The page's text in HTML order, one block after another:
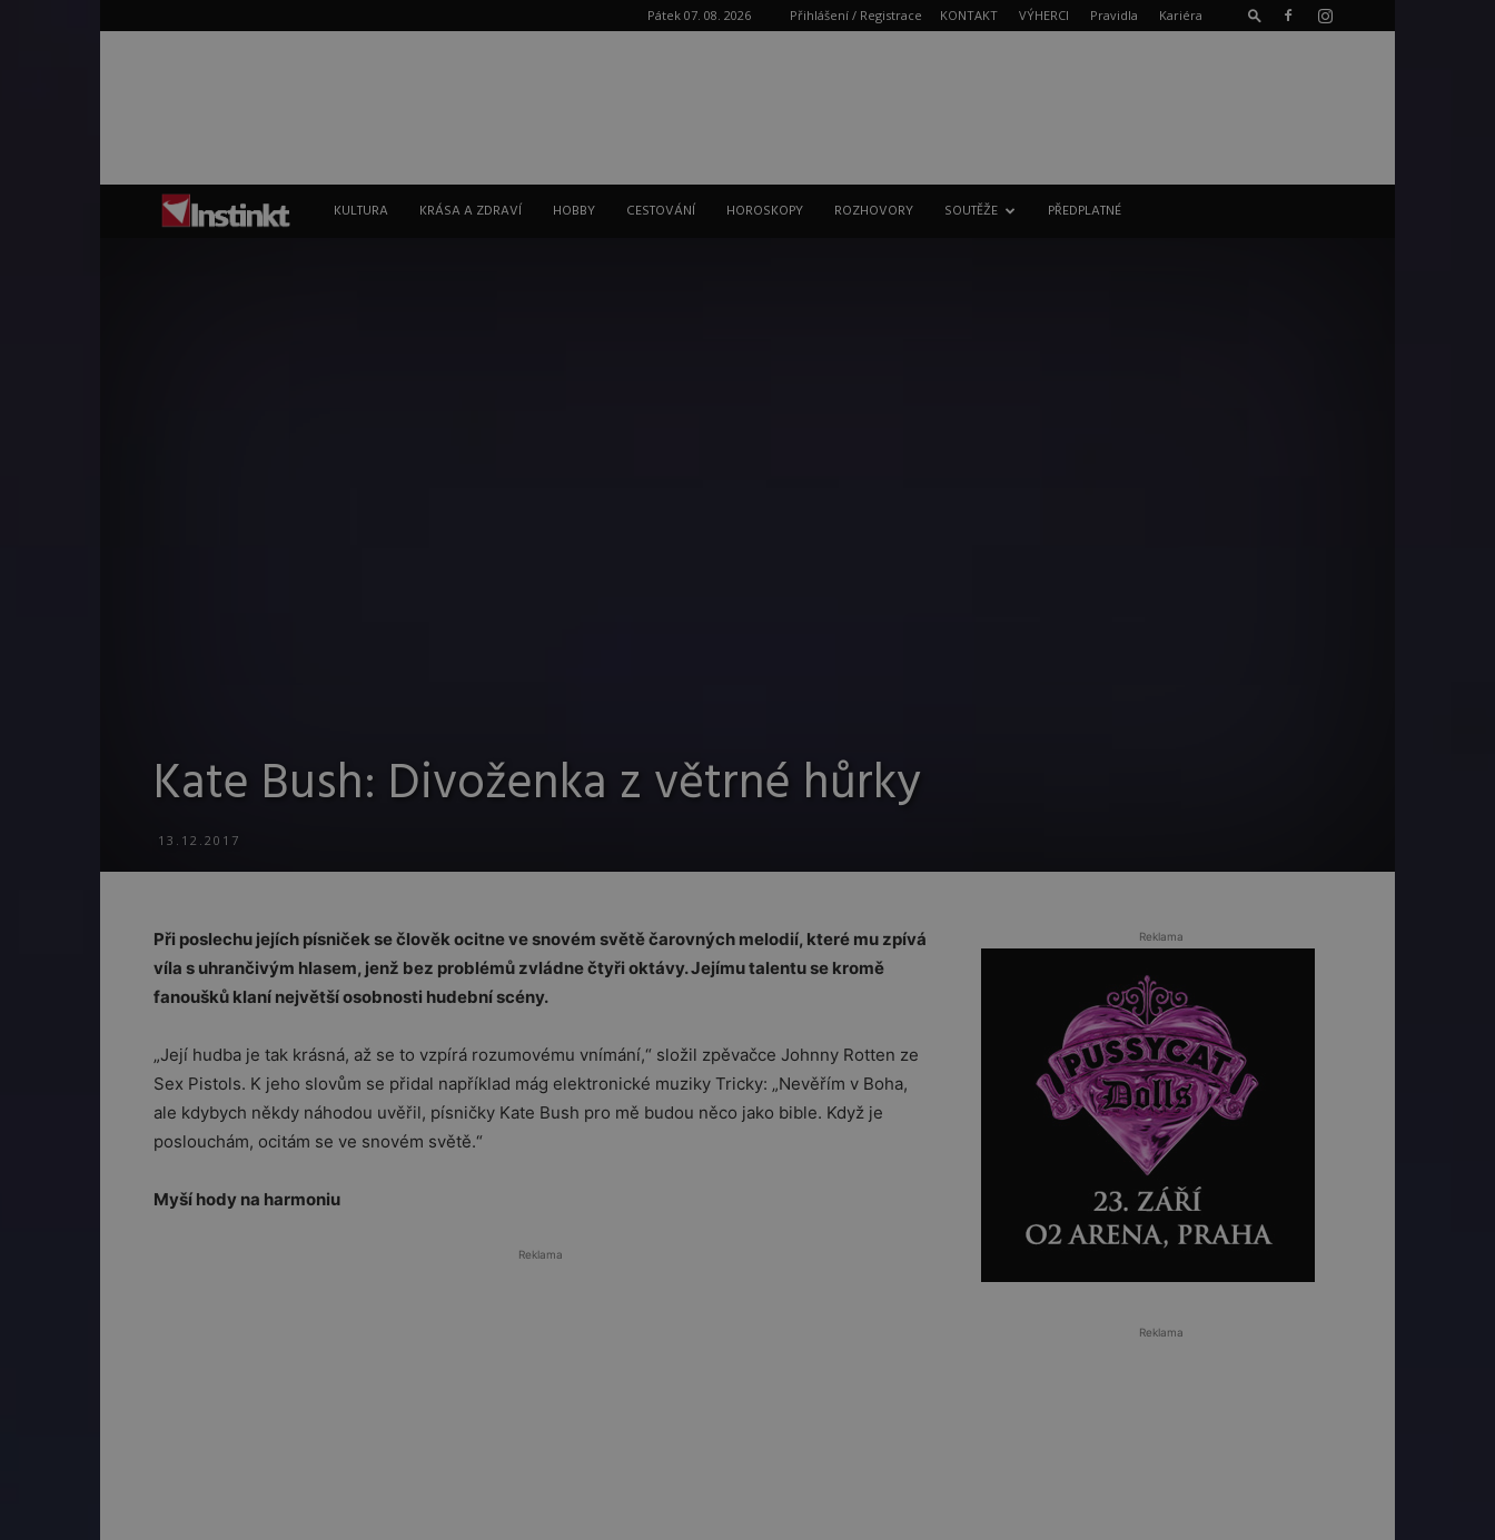
Pátek 07. 08. 2026 Přihlášení / Registrace KONTAKT VÝHERCI Pravidla Kariéra
Instinkt
KULTURA KRÁSA A ZDRAVÍ HOBBY CESTOVÁNÍ HOROSKOPY ROZHOVORY SOUTĚŽE PŘEDPLATNÉ
Kate Bush: Divoženka z větrné hůrky
13.12.2017
Při poslechu jejích písniček se člověk ocitne ve snovém světě čarovných melodií, které mu zpívá
víla s uhrančivým hlasem, jenž bez problémů zvládne čtyři oktávy. Jejímu talentu se kromě
fanoušků klaní největší osobnosti hudební scény.
„Její hudba je tak krásná, až se to vzpírá rozumovému vnímání,“ složil zpěvačce Johnny Rotten ze
Sex Pistols. K jeho slovům se přidal například mág elektronické muziky Tricky: „Nevěřím v Boha,
ale kdybych někdy náhodou uvěřil, písničky Kate Bush pro mě budou něco jako bible. Když je
poslouchám, ocitám se ve snovém světě.“
Myší hody na harmoniu
Reklama
Reklama
Reklama